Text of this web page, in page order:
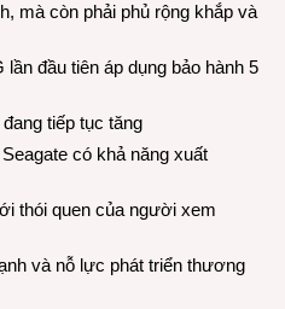
mà còn phải phủ rộng khắp và
đầu tiên áp dụng bảo hành 5
tiếp tục tăng
có khả năng xuất
thói quen của người xem
và nỗ lực phát triển thương